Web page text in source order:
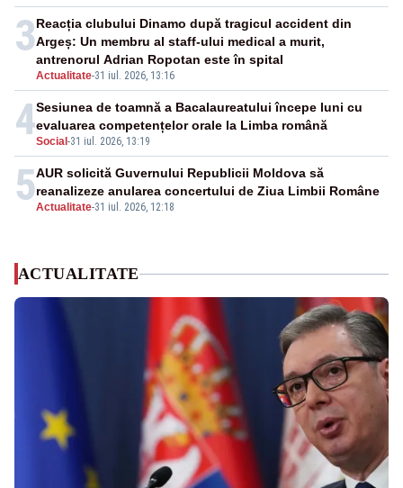
3
Actualitate-31 iul. 2026, 13:16
Reacția clubului Dinamo după tragicul accident din
Argeș: Un membru al staff-ului medical a murit,
antrenorul Adrian Ropotan este în spital
4Social -31 iul. 2026, 13:19
Sesiunea de toamnă a Bacalaureatului începe luni cu
evaluarea competențelor orale la Limba română
5Actualitate-31 iul. 2026, 12:18
AUR solicită Guvernului Republicii Moldova să
reanalizeze anularea concertului de Ziua Limbii Române
ACTUALITATE